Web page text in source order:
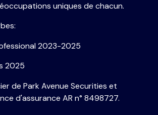
uniques de chacun.
2023-2025
2025
de Park Avenue Securities et
d'assurance AR n° 8498727.